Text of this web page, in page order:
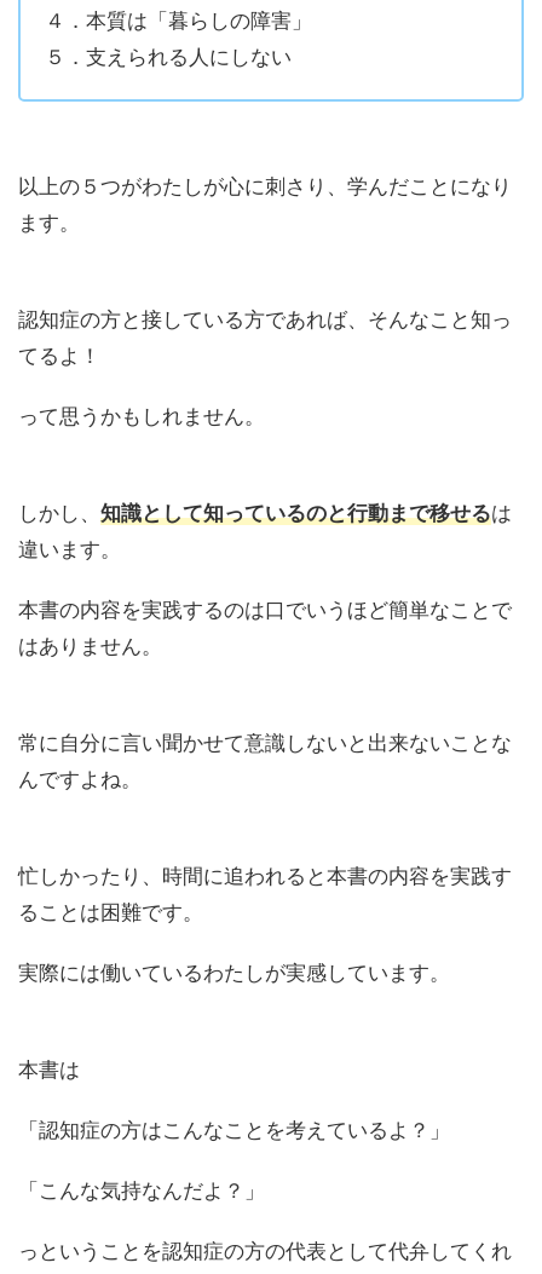
４．本質は「暮らしの障害」
５．支えられる人にしない
以上の５つがわたしが心に刺さり、学んだことになり
ます。
認知症の方と接している方であれば、そんなこと知っ
てるよ！
って思うかもしれません。
しかし、 知識として知っているのと行動まで移せるは
違います。
本書の内容を実践するのは口でいうほど簡単なことで
はありません。
常に自分に言い聞かせて意識しないと出来ないことな
んですよね。
忙しかったり、時間に追われると本書の内容を実践す
ることは困難です。
実際には働いているわたしが実感しています。
本書は
「認知症の方はこんなことを考えているよ？」
「こんな気持なんだよ？」
っということを認知症の方の代表として代弁してくれ